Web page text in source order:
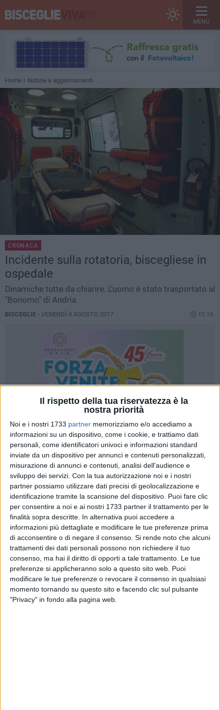
Il rispetto della tua riservatezza è la
nostra priorità
Noi e i nostri 1733 partner memorizziamo e/o accediamo a
informazioni su un dispositivo, come i cookie, e trattiamo dati
personali, come identificatori univoci e informazioni standard
inviate da un dispositivo per annunci e contenuti personalizzati,
misurazione di annunci e contenuti, analisi dell'audience e
sviluppo dei servizi. Con la tua autorizzazione noi e i nostri
partner possiamo utilizzare dati precisi di geolocalizzazione e
identificazione tramite la scansione del dispositivo. Puoi fare clic
per consentire a noi e ai nostri 1733 partner il trattamento per le
finalità sopra descritte. In alternativa puoi accedere a
informazioni più dettagliate e modificare le tue preferenze prima
di acconsentire o di negare il consenso. Si rende noto che alcuni
trattamenti dei dati personali possono non richiedere il tuo
consenso, ma hai il diritto di opporti a tale trattamento. Le tue
preferenze si applicheranno solo a questo sito web. Puoi
modificare le tue preferenze o revocare il consenso in qualsiasi
momento tornando su questo sito e facendo clic sul pulsante
"Privacy" in fondo alla pagina web.
MENU
Home Notizie e aggiornamenti
CRONACA
Incidente sulla rotatoria, biscegliese in
ospedale
Dinamiche tutte da chiarire. L'uomo è stato trasportato al
"Bonomo" di Andria
BISCEGLIE - VENERDÌ 4 AGOSTO 2017 10.18
17
Non sono ancora chiare le dinamiche del sinistro stradale
avvenuto venerdì mattina, poco dopo le ore 9:30, nei pressi
della rotatoria che collega via Fondo Noce all'intersezione
con via Giuseppe Di Vittorio.
Ha avuto la peggio il 69enne biscegliese alla guida di un
veicolo a due ruote, soccorso da un'ambulanza e trasportato
presso l'ospedale "Bonomo" di Andria con politrauma
(diverse lesioni) dovuto all'impatto.